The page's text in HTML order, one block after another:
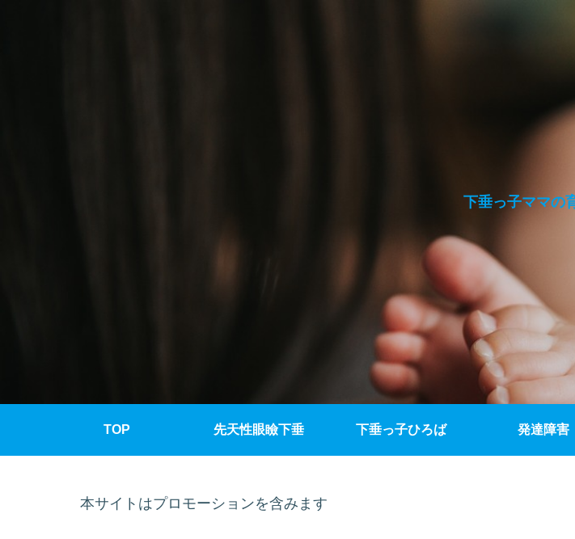
下垂っ子ママの
TOP 先天性眼瞼下垂 下垂っ子ひろば 発達障害
本サイトはプロモーションを含みます